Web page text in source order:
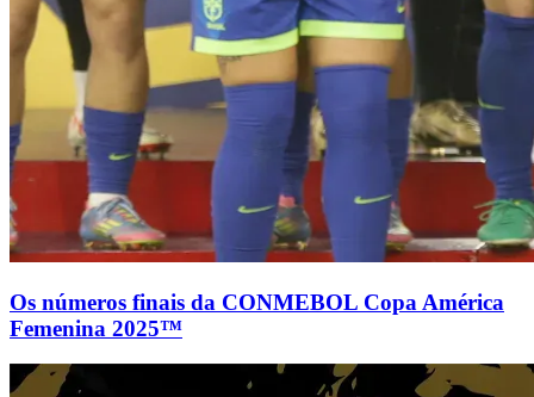
Os números finais da CONMEBOL Copa América
Femenina 2025™